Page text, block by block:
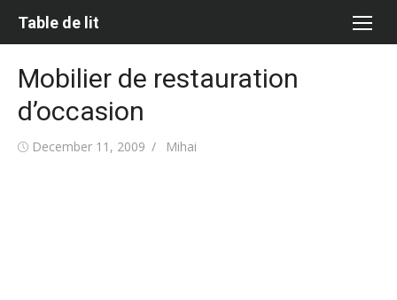
Table de lit
Mobilier de restauration
d’occasion
Posted
December 11, 2009 Author
Mihai